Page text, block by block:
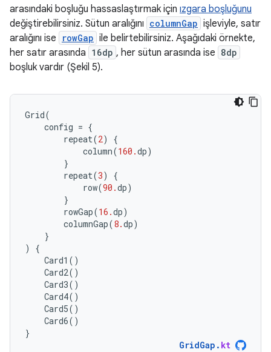
arasındaki boşluğu hassaslaştırmak için ızgara boşluğunu
değiştirebilirsiniz. Sütun aralığını columnGap işleviyle, satır
aralığını ise
rowGap ile belirtebilirsiniz. Aşağıdaki örnekte,
her satır arasında 16dp , her sütun arasında ise 8dp
boşluk vardır (Şekil 5).
Grid(
config = {
repeat(2)
{
column(160.dp)
}
repeat(3)
{
row(90.dp)
}
rowGap(16.dp)
columnGap(8.dp)
}
)
{
Card1 ()
Card2()
Card3()
Card4()
Card5()
Card6()
}
GridGap . kt